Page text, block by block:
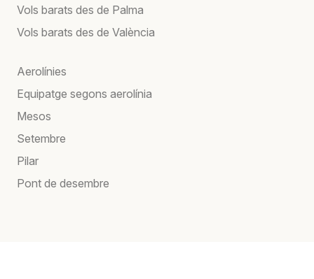
Vols barats des de Palma
Vols barats des de València
Aerolínies
Equipatge segons aerolínia
Mesos
Setembre
Pilar
Pont de desembre